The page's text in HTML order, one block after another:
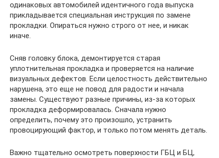
одинаковых автомобилей идентичного года выпуска
прикладывается специальная инструкция по замене
прокладки. Опираться нужно строго от нее, и никак
иначе.
Сняв головку блока, демонтируется старая
уплотнительная прокладка и проверяется на наличие
визуальных дефектов. Если целостность действительно
нарушена, это еще не повод для радости и начала
замены. Существуют разные причины, из-за которых
прокладка деформировалась. Сначала нужно
определить, почему это произошло, устранить
провоцирующий фактор, и только потом менять деталь.
Важно тщательно осмотреть поверхности ГБЦ и БЦ,